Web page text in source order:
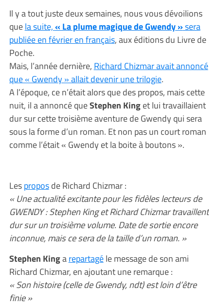
Il y a tout juste deux semaines, nous vous dévoilions
quela suite,« La plume magique de Gwendy »sera
publiée en février en français, aux éditions du Livre de
Poche.
Mais, l’année dernière, Richard Chizmar avait annoncé
que « Gwendy » allait devenir une trilogie.
A l’époque, ce n’était alors que des propos, mais cette
nuit, il a annoncé queStephen Kinget lui travaillaient
dur sur cette troisième aventure de Gwendy qui sera
sous la forme d’un roman. Et non pas un court roman
comme l’était « Gwendy et la boite à boutons ».
Lesproposde Richard Chizmar :
« Une actualité excitante pour les fidèles lecteurs de
GWENDY : Stephen King et Richard Chizmar travaillent
dur sur un troisième volume. Date de sortie encore
inconnue, mais ce sera de la taille d’un roman. »
Stephen Kingarepartagéle message de son ami
Richard Chizmar, en ajoutant une remarque :
« Son histoire (celle de Gwendy, ndt) est loin d’être
finie »